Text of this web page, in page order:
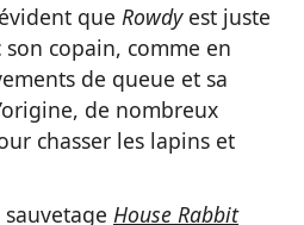
que Rowdy est juste
son copain, comme en
de queue et sa
de nombreux
chasser les lapins et
sauvetage House Rabbit